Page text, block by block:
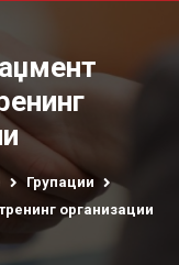
Групации
организации